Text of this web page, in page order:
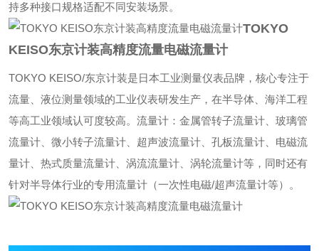
持多种接口规格适配不同安装场景。
TOKYO
KEISO东京计装高精度流量电磁流量计
TOKYO KEISO/东京计装‌是日本工业测量仪表品牌，核心专注于
流量、液位测量领域的工业仪表研发生产，在半导体、海洋工程
等高工业领域认可度较高。流量计：金属管转子流量计、玻璃管
流量计、微小转子流量计、超声波流量计、孔板流量计、电磁流
量计、热式质量流量计、涡流流量计、涡轮流量计等，同时还有
针对半导体行业的专用流量计（一次性电磁/超声流量计等）。